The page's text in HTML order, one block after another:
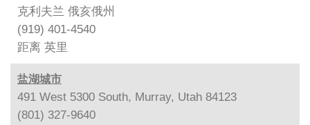
克利夫兰 俄亥俄州
(919) 401-4540
距离 英里
盐湖城市
491 West 5300 South, Murray, Utah 84123
(801) 327-9640